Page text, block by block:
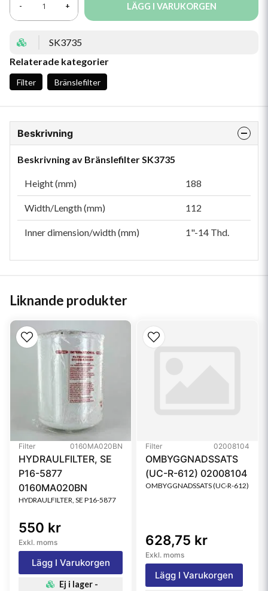
- + LÄGG I VARUKORGEN
SK3735
Relaterade kategorier
Filter Bränslefilter
Beskrivning
Beskrivning av Bränslefilter SK3735
Height (mm) 188
Width/Length (mm) 112
Inner dimension/width (mm) 1"-14 Thd.
Liknande produkter
Filter 0160MA020BN
HYDRAULFILTER, SE
P16-5877
0160MA020BN
HYDRAULFILTER, SE P16-5877
550 kr
Exkl. moms
Lägg I Varukorgen
Ej i lager -
Filter 02008104
OMBYGGNADSSATS
(UC-R-612) 02008104
OMBYGGNADSSATS (UC-R-612)
628,75 kr
Exkl. moms
Lägg I Varukorgen